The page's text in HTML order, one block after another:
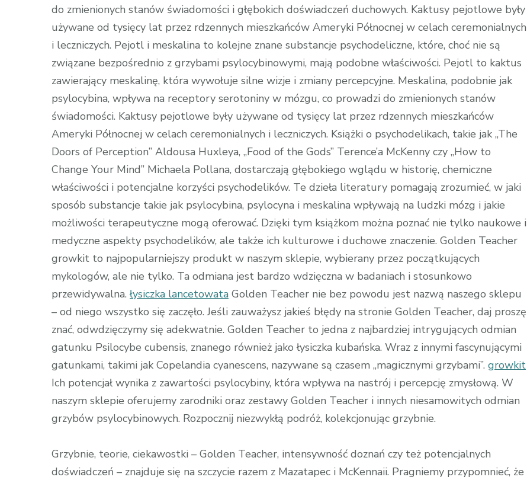
do zmienionych stanów świadomości i głębokich doświadczeń duchowych. Kaktusy pejotlowe były
używane od tysięcy lat przez rdzennych mieszkańców Ameryki Północnej w celach ceremonialnych
i leczniczych. Pejotl i meskalina to kolejne znane substancje psychodeliczne, które, choć nie są
związane bezpośrednio z grzybami psylocybinowymi, mają podobne właściwości. Pejotl to kaktus
zawierający meskalinę, która wywołuje silne wizje i zmiany percepcyjne. Meskalina, podobnie jak
psylocybina, wpływa na receptory serotoniny w mózgu, co prowadzi do zmienionych stanów
świadomości. Kaktusy pejotlowe były używane od tysięcy lat przez rdzennych mieszkańców
Ameryki Północnej w celach ceremonialnych i leczniczych. Książki o psychodelikach, takie jak „The
Doors of Perception” Aldousa Huxleya, „Food of the Gods” Terence’a McKenny czy „How to
Change Your Mind” Michaela Pollana, dostarczają głębokiego wglądu w historię, chemiczne
właściwości i potencjalne korzyści psychodelików. Te dzieła literatury pomagają zrozumieć, w jaki
sposób substancje takie jak psylocybina, psylocyna i meskalina wpływają na ludzki mózg i jakie
możliwości terapeutyczne mogą oferować. Dzięki tym książkom można poznać nie tylko naukowe i
medyczne aspekty psychodelików, ale także ich kulturowe i duchowe znaczenie. Golden Teacher
growkit to najpopularniejszy produkt w naszym sklepie, wybierany przez początkujących
mykologów, ale nie tylko. Ta odmiana jest bardzo wdzięczna w badaniach i stosunkowo
przewidywalna.łysiczka lancetowata Golden Teacher nie bez powodu jest nazwą naszego sklepu
– od niego wszystko się zaczęło. Jeśli zauważysz jakieś błędy na stronie Golden Teacher, daj proszę
znać, odwdzięczymy się adekwatnie. Golden Teacher to jedna z najbardziej intrygujących odmian
gatunku Psilocybe cubensis, znanego również jako łysiczka kubańska. Wraz z innymi fascynującymi
gatunkami, takimi jak Copelandia cyanescens, nazywane są czasem „magicznymi grzybami”. growkit
Ich potencjał wynika z zawartości psylocybiny, która wpływa na nastrój i percepcję zmysłową. W
naszym sklepie oferujemy zarodniki oraz zestawy Golden Teacher i innych niesamowitych odmian
grzybów psylocybinowych. Rozpocznij niezwykłą podróż, kolekcjonując grzybnie.
Grzybnie, teorie, ciekawostki – Golden Teacher, intensywność doznań czy też potencjalnych
doświadczeń – znajduje się na szczycie razem z Mazatapec i McKennaii. Pragniemy przypomnieć, że